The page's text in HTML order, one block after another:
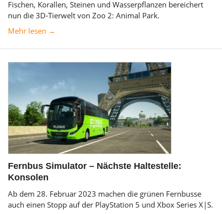
Fischen, Korallen, Steinen und Wasserpflanzen bereichert
nun die 3D-Tierwelt von Zoo 2: Animal Park.
Mehr lesen →
Fernbus Simulator – Nächste Haltestelle:
Konsolen
Ab dem 28. Februar 2023 machen die grünen Fernbusse
auch einen Stopp auf der PlayStation 5 und Xbox Series X|S.